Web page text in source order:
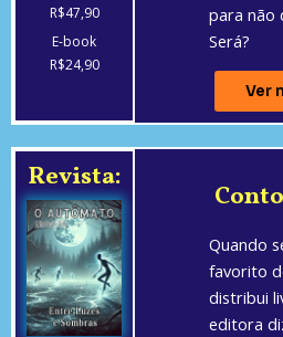
R$47,90
E-book
R$24,90
para não
Será?
Ver
Revista:
Quando
favorito
distribui
editora